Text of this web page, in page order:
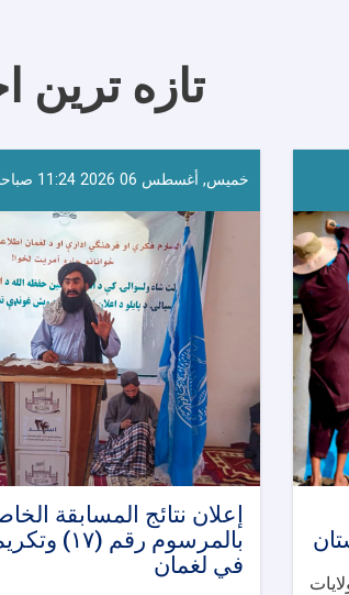
تازه ترین
خميس, أغسطس 06 2026 11:24 صباحا
إعلان نتائج المسابقة
بالمرسوم رقم
في لغمان